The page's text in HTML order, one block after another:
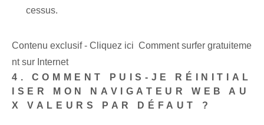
cessus.
Contenu exclusif - Cliquez ici Comment surfer gratuiteme
nt sur Internet
4. COMMENT PUIS-JE RÉINITIAL
ISER MON NAVIGATEUR WEB AU
X VALEURS PAR DÉFAUT ?